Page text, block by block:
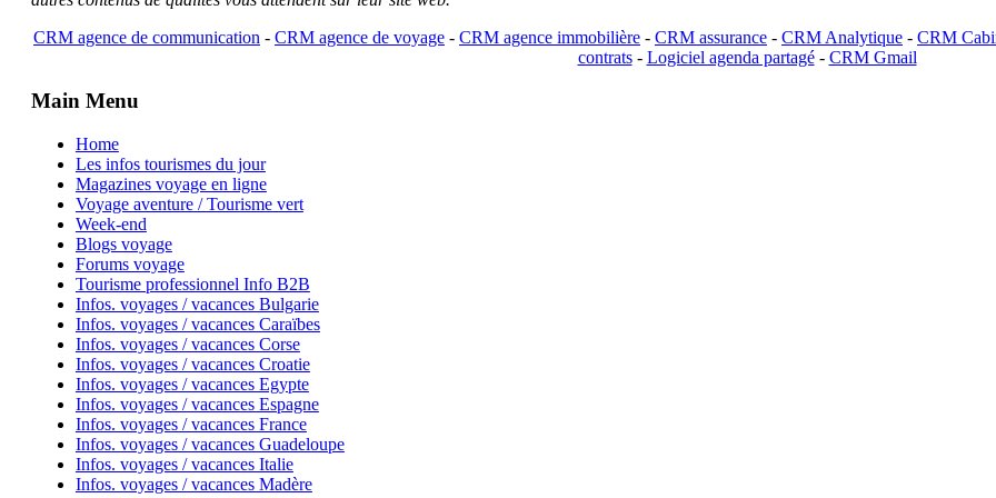
CRM agence de communication - CRM agence de voyage - CRM agence immobilière - CRM assurance - CRM Analytique - CRM
contrats- Logiciel agenda partagé- CRM Gmail
Main Menu
Home
Les infos tourismes du jour
Magazines voyage en ligne
Voyage aventure / Tourisme vert
Week-end
Blogs voyage
Forums voyage
Tourisme professionnel Info B2B
Infos. voyages / vacances Bulgarie
Infos. voyages / vacances Caraïbes
Infos. voyages / vacances Corse
Infos. voyages / vacances Croatie
Infos. voyages / vacances Egypte
Infos. voyages / vacances Espagne
Infos. voyages / vacances France
Infos. voyages / vacances Guadeloupe
Infos. voyages / vacances Italie
Infos. voyages / vacances Madère